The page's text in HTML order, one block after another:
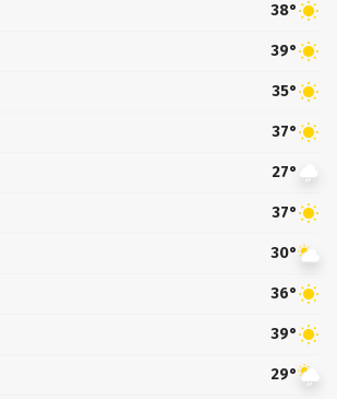
38°
39°
35°
37°
27°
37°
30°
36°
39°
29°